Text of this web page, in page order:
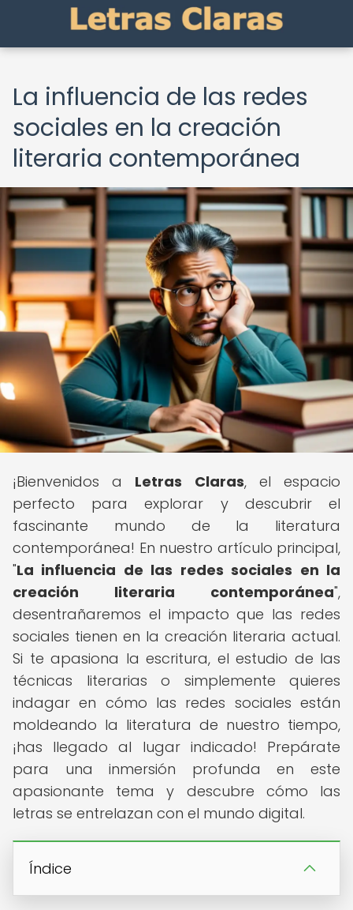
La influencia de las redes
sociales en la creación
literaria contemporánea
¡Bienvenidos a Letras Claras, el espacio
perfecto para explorar y descubrir el
fascinante mundo de la literatura
contemporánea! En nuestro artículo principal,
"La influencia de las redes sociales en la
creación literaria contemporánea",
desentrañaremos el impacto que las redes
sociales tienen en la creación literaria actual.
Si te apasiona la escritura, el estudio de las
técnicas literarias o simplemente quieres
indagar en cómo las redes sociales están
moldeando la literatura de nuestro tiempo,
¡has llegado al lugar indicado! Prepárate
para una inmersión profunda en este
apasionante tema y descubre cómo las
letras se entrelazan con el mundo digital.
Índice